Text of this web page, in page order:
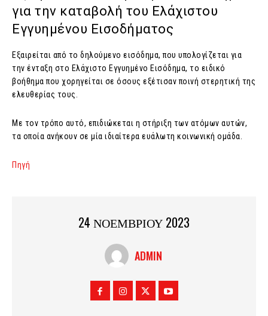
για την καταβολή του Ελάχιστου
Εγγυημένου Εισοδήματος
Εξαιρείται από το δηλούμενο εισόδημα, που υπολογίζεται για
την ένταξη στο Ελάχιστο Εγγυημένο Εισόδημα, το ειδικό
βοήθημα που χορηγείται σε όσους εξέτισαν ποινή στερητική της
ελευθερίας τους.
Με τον τρόπο αυτό, επιδιώκεται η στήριξη των ατόμων αυτών,
τα οποία ανήκουν σε μία ιδιαίτερα ευάλωτη κοινωνική ομάδα.
Πηγή
24 ΝΟΕΜΒΡΙΟΥ 2023
ADMIN